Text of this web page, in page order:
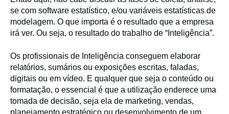
se com software estatístico, e/ou variáveis estatísticas de
modelagem. O que importa é o resultado que a empresa
irá ver. Ou seja, o resultado do trabalho de “Inteligência”.
Os profissionais de Inteligência conseguem elaborar
relatórios, sumários ou exposições escritas, faladas,
digitais ou em vídeo. E qualquer que seja o conteúdo ou
formatação, o essencial é que a utilização enderece uma
tomada de decisão, seja ela de marketing, vendas,
planejamento estratégico ou desenvolvimento de um